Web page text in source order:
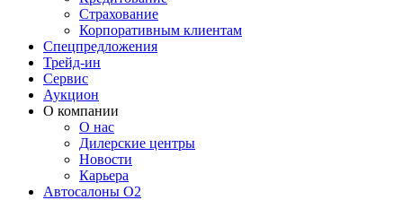
Страхование
Корпоративным клиентам
Спецпредложения
Трейд-ин
Сервис
Аукцион
О компании
О нас
Дилерские центры
Новости
Карьера
Автосалоны O2